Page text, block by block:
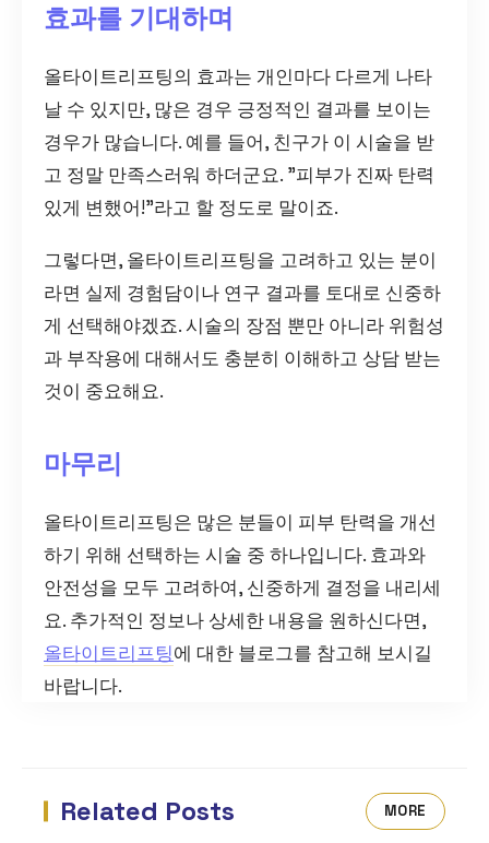
효과를 기대하며
올타이트리프팅의 효과는 개인마다 다르게 나타
날 수 있지만, 많은 경우 긍정적인 결과를 보이는
경우가 많습니다. 예를 들어, 친구가 이 시술을 받
고 정말 만족스러워 하더군요. "피부가 진짜 탄력
있게 변했어!"라고 할 정도로 말이죠.
그렇다면, 올타이트리프팅을 고려하고 있는 분이
라면 실제 경험담이나 연구 결과를 토대로 신중하
게 선택해야겠죠. 시술의 장점 뿐만 아니라 위험성
과 부작용에 대해서도 충분히 이해하고 상담 받는
것이 중요해요.
마무리
올타이트리프팅은 많은 분들이 피부 탄력을 개선
하기 위해 선택하는 시술 중 하나입니다. 효과와
안전성을 모두 고려하여, 신중하게 결정을 내리세
요. 추가적인 정보나 상세한 내용을 원하신다면,
올타이트리프팅에 대한 블로그를 참고해 보시길
바랍니다.
Related Posts MORE